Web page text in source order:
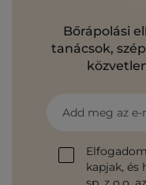
Bőrápolási
tanácsok,
Add meg az
kapjak, és